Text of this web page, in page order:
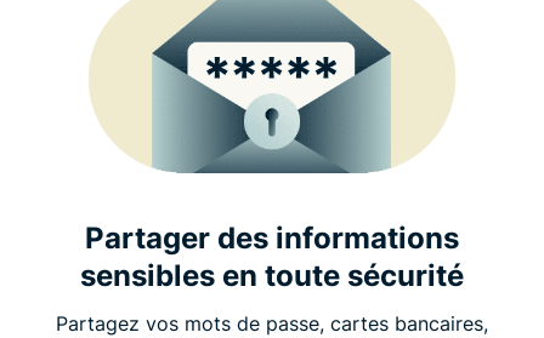
Partager des informations
sensibles en toute sécurité
Partagez vos mots de passe, cartes bancaires,